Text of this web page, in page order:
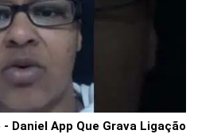
Daniel App Que Grava Ligação